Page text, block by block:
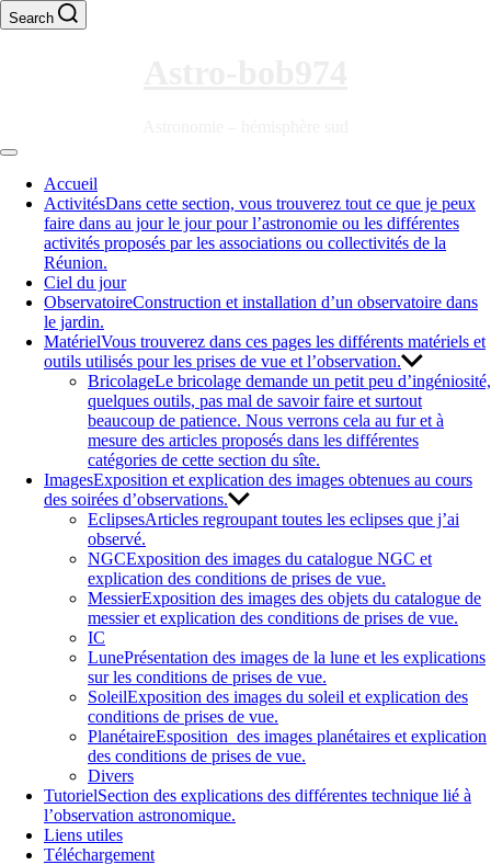
Skip
to
Search
Off
CanvasAccueil
ActivitésDans cette section, vous trouverez tout ce que je peux
faire dans au jour le jour pour l’astronomie ou les différentes
activités proposés par les associations ou collectivités de la
Réunion.
Ciel du jour
ObservatoireConstruction et installation d’un observatoire dans
le jardin.
MatérielVous trouverez dans ces pages les différents matériels et
outils utilisés pour les prises de vue et l’observation.
BricolageLe bricolage demande un petit peu d’ingéniosité,
quelques outils, pas mal de savoir faire et surtout
beaucoup de patience. Nous verrons cela au fur et à
mesure des articles proposés dans les différentes
catégories de cette section du sîte.
ImagesExposition et explication des images obtenues au cours
des soirées d’observations.
EclipsesArticles regroupant toutes les eclipses que j’ai
observé.
NGCExposition des images du catalogue NGC et
explication des conditions de prises de vue.
MessierExposition des images des objets du catalogue de
messier et explication des conditions de prises de vue.
IC
LunePrésentation des images de la lune et les explications
sur les conditions de prises de vue.
SoleilExposition des images du soleil et explication des
conditions de prises de vue.
PlanétaireEsposition des images planétaires et explication
des conditions de prises de vue.
Divers
TutorielSection des explications des différentes technique lié à
l’observation astronomique.
Liens utiles
Téléchargement